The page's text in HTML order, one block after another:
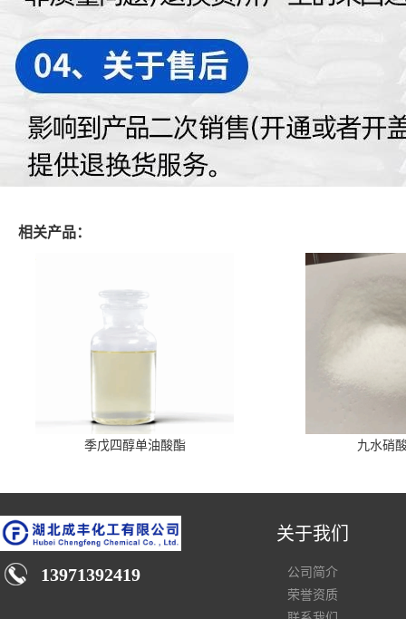
相关产品：
季戊四醇单油酸酯 九水硝
13971392419
关于我们
公司简介
荣誉资质